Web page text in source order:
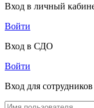
Вход в личный
Войти
Вход в СДО
Войти
Вход для сотрудников